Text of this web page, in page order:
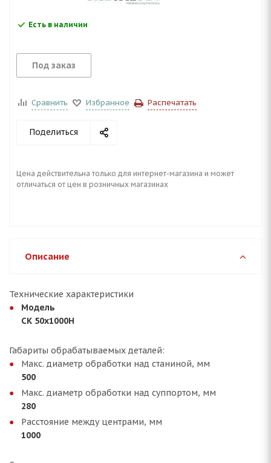
Есть в наличии
Под заказ
Сравнить Избранное Распечатать
Поделиться
Цена действительна только для интернет-магазина и может
отличаться от цен в розничных магазинах
Описание
Технические характеристики
Модель
CK 50x1000H
Габариты обрабатываемых деталей:
Макс. диаметр обработки над станиной, мм
500
Макс. диаметр обработки над суппортом, мм
280
Расстояние между центрами, мм
1000